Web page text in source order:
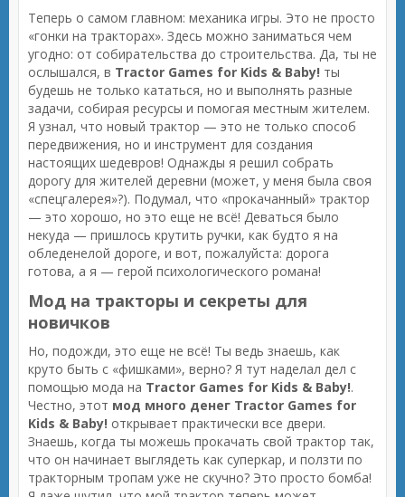
Теперь о самом главном: механика игры. Это не просто
«гонки на тракторах». Здесь можно заниматься чем
угодно: от собирательства до строительства. Да, ты не
ослышался, в Tractor Games for Kids & Baby! ты
будешь не только кататься, но и выполнять разные
задачи, собирая ресурсы и помогая местным жителем.
Я узнал, что новый трактор — это не только способ
передвижения, но и инструмент для создания
настоящих шедевров! Однажды я решил собрать
дорогу для жителей деревни (может, у меня была своя
«спецгалерея»?). Подумал, что «прокачанный» трактор
— это хорошо, но это еще не всё! Деваться было
некуда — пришлось крутить ручки, как будто я на
обледенелой дороге, и вот, пожалуйста: дорога
готова, а я — герой психологического романа!
Мод на тракторы и секреты для
новичков
Но, подожди, это еще не всё! Ты ведь знаешь, как
круто быть с «фишками», верно? Я тут наделал дел с
помощью мода на Tractor Games for Kids & Baby!.
Честно, этот мод много денег Tractor Games for
Kids & Baby! открывает практически все двери.
Знаешь, когда ты можешь прокачать свой трактор так,
что он начинает выглядеть как суперкар, и ползти по
тракторным тропам уже не скучно? Это просто бомба!